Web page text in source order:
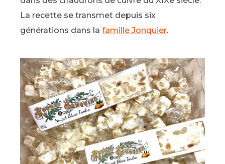
La recette se transmet depuis six
générations dans la famille Jonquier.